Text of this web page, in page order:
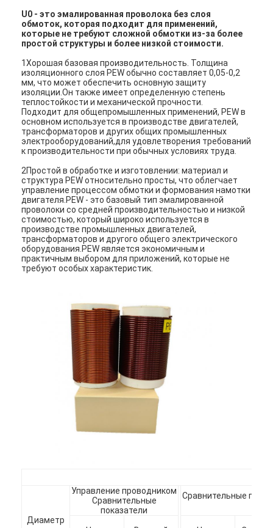
Продукция
U0 - это эмалированная проволока без слоя
обмоток, которая подходит для применений,
которые не требуют сложной обмотки из-за более
простой структуры и более низкой стоимости.
1Хорошая базовая производительность. Толщина
изоляционного слоя PEW обычно составляет 0,05-0,2
мм, что может обеспечить основную защиту
изоляции.Он также имеет определенную степень
теплостойкости и механической прочности.
Подходит для общепромышленных применений, PEW в
основном используется в производстве двигателей,
трансформаторов и других общих промышленных
электрооборудований,для удовлетворения требований
к производительности при обычных условиях труда.
2Простой в обработке и изготовлении: материал и
структура PEW относительно просты, что облегчает
управление процессом обмотки и формования намотки
двигателя.PEW - это базовый тип эмалированной
проволоки со средней производительностью и низкой
стоимостью, который широко используется в
производстве промышленных двигателей,
трансформаторов и другого общего электрического
оборудования.PEW является экономичным и
практичным выбором для приложений, которые не
требуют особых характеристик.
Диаметр
Управление проводником
Сравнительные
показатели
Сравнительные